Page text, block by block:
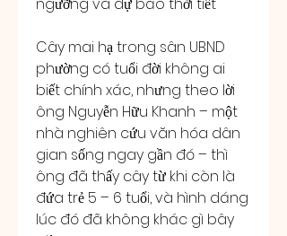
Cây mai hạ trong sân UBND
phường có tuổi đời không ai
biết chính xác, nhưng theo lời
ông Nguyễn Hữu Khanh – một
nhà nghiên cứu văn hóa dân
gian sống ngay gần đó – thì
ông đã thấy cây từ khi còn là
đứa trẻ 5 – 6 tuổi, và hình dáng
lúc đó đã không khác gì bây